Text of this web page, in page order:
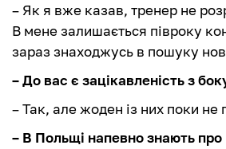
– Як я вже казав, тренер не
В мене залишається півроку
зараз знаходжусь в пошуку
– До вас є зацікавленість з
– Так, але жоден із них поки не
– В Польщі напевно знають